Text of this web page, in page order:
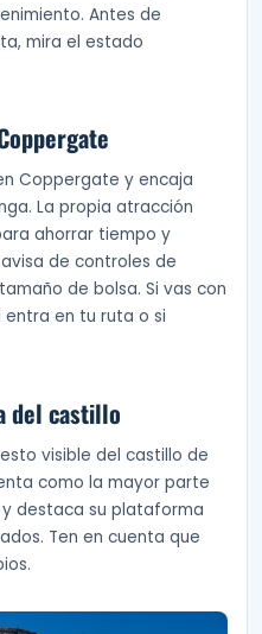
Antes de
mira el estado
Coppergate y encaja
La propia atracción
ahorrar tiempo y
de controles de
de bolsa. Si vas con
en tu ruta o si
del castillo
visible del castillo de
como la mayor parte
destaca su plataforma
Ten en cuenta que